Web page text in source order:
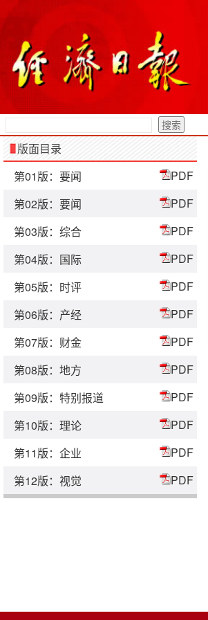
版面目录
第01版：要闻
PDF
第02版：要闻
PDF
第03版：综合
PDF
第04版：国际
PDF
第05版：时评
PDF
第06版：产经
PDF
第07版：财金
PDF
第08版：地方
PDF
第09版：特别报道
PDF
第10版：理论
PDF
第11版：企业
PDF
第12版：视觉
PDF